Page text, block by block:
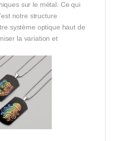
sur le métal. Ce qui
notre structure
système optique haut de
la variation et